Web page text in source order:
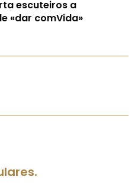
escuteiros a
«dar comVida»